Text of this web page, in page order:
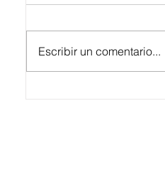
Escribir un comentario...